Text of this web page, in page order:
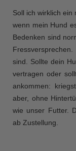
Soll ich wirklich ein
wenn mein Hund
Bedenken sind
sind. Sollte dein
vertragen oder
ankommen:
aber, ohne
wie unser Futter.
ab Zustellung.